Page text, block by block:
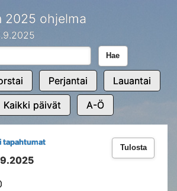
2025 ohjelma
Hae
Perjantai Lauantai
Kaikki päivät A-Ö
Tulosta
tapahtumat